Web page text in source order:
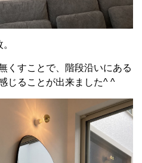
くすことで、階段沿いにある
じることが出来ました^ ^